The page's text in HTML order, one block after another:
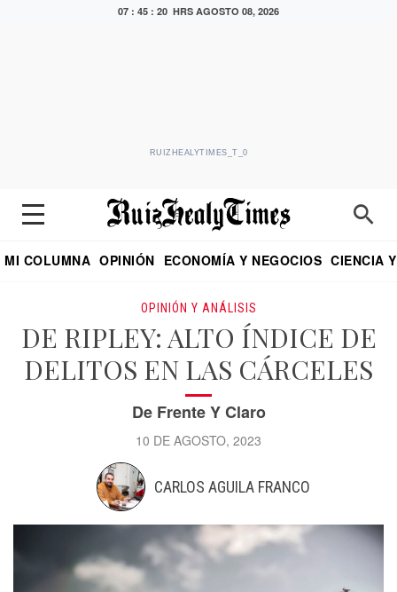
07 : 45 : 21 HRS AGOSTO 08, 2026
RUIZHEALYTIMES_T_0
MI COLUMNA OPINIÓN ECONOMÍA Y NEGOCIOS CIENCIA
OPINIÓN Y ANÁLISIS
DE RIPLEY: ALTO ÍNDICE DE
DELITOS EN LAS CÁRCELES
De Frente Y Claro
10 DE AGOSTO, 2023
CARLOS AGUILA FRANCO